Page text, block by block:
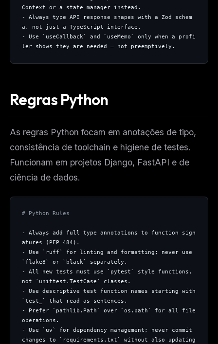
Context or a state manager instead.
- Always type API response shapes with a Zod schem
a, not just a TypeScript interface.
- Use `useCallback` and `useMemo` only when a profi
ler shows they are needed — not preemptively.
Regras Python
As regras Python focam em anotações de tipo,
consistência de toolchain e higiene de testes.
Funcionam em projetos Django, FastAPI e de
ciência de dados.
# Python Rules
- Always add full type annotations to function sign
atures (PEP 484).
- Use `ruff` for linting and formatting; never use
`flake8` or `black` separately.
- All new tests must use `pytest` style functions,
not `unittest.TestCase` classes.
- Use descriptive test function names starting with
`test_` that read as sentences.
- Prefer `pathlib.Path` over `os.path` for all file
operations.
- Use `uv` for dependency management; never commit
changes to `requirements.txt` without also updating